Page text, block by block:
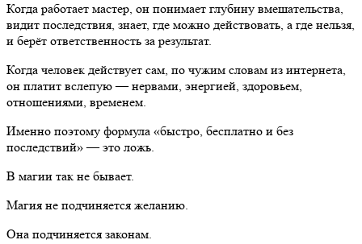
Когда работает мастер, он понимает глубину вмешательства,
видит последствия, знает, где можно действовать, а где нельзя,
и берёт ответственность за результат.
Когда человек действует сам, по чужим словам из интернета,
он платит вслепую — нервами, энергией, здоровьем,
отношениями, временем.
Именно поэтому формула «быстро, бесплатно и без
последствий» — это ложь.
В магии так не бывает.
Магия не подчиняется желанию.
Она подчиняется законам.